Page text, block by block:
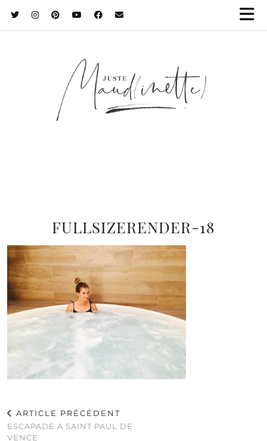
FULLSIZERENDER-18
ARTICLE PRÉCÉDENT
ESCAPADE A SAINT PAUL DE
VENCE